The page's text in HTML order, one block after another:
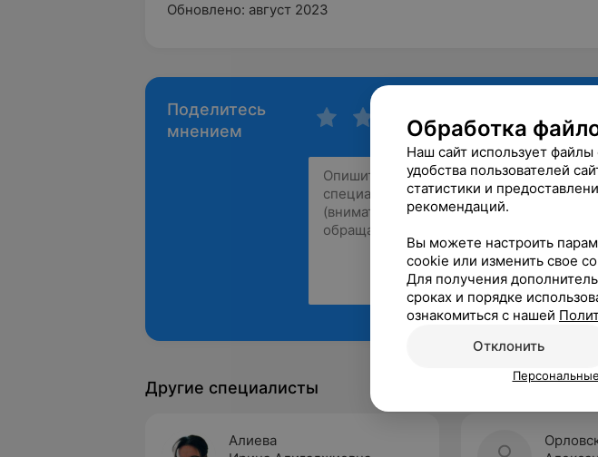
Обновлено: август 2023
Поделитесь
мнением
Другие специалисты
Алиева
Обработка
Наш сайт использует
удобства пользователей
статистики и
рекомендаций.
Вы можете настроить
cookie или изменить свое
Для получения
сроках и порядке
ознакомиться с нашей
Отклонить